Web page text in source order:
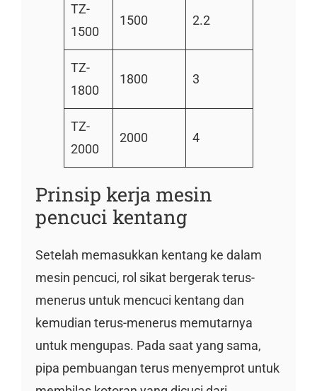
TZ-
1500
1500 2.2
TZ-
1800
1800 3
TZ-
2000
2000 4
Prinsip kerja mesin
pencuci kentang
Setelah memasukkan kentang ke dalam
mesin pencuci, rol sikat bergerak terus-
menerus untuk mencuci kentang dan
kemudian terus-menerus memutarnya
untuk mengupas. Pada saat yang sama,
pipa pembuangan terus menyemprot untuk